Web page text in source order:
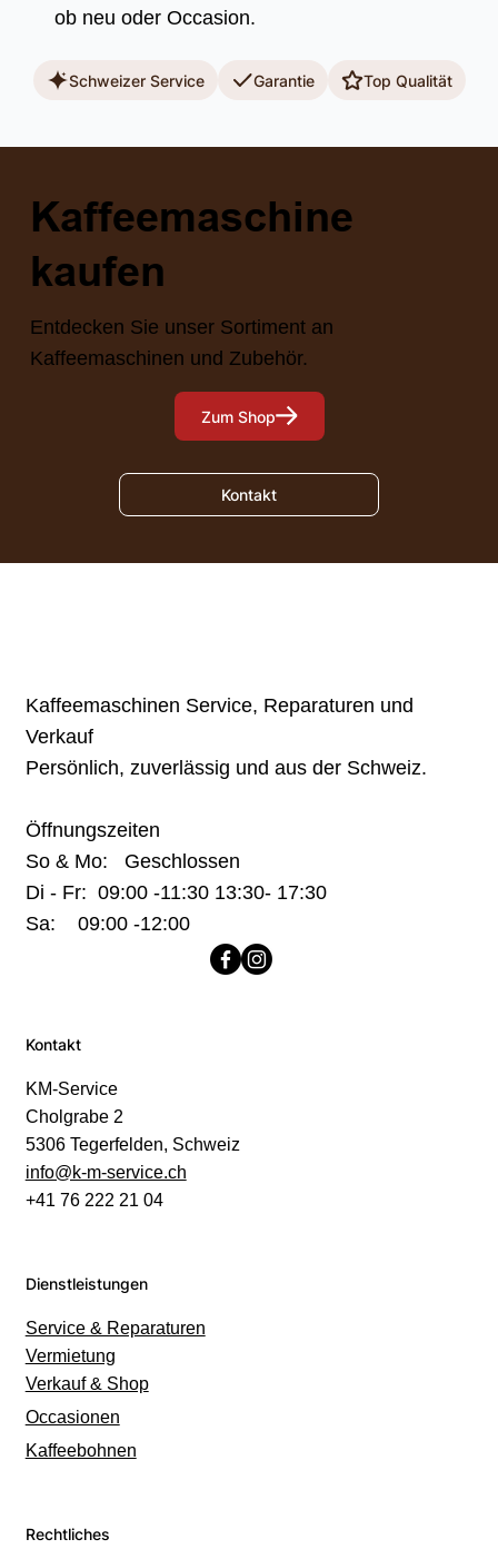
ob neu oder Occasion.
Schweizer Service Garantie Top Qualität
Kaffeemaschine
kaufen
Entdecken Sie unser Sortiment an
Kaffeemaschinen und Zubehör.
Zum Shop
Kontakt
Kaffeemaschinen Service, Reparaturen und
Verkauf
Persönlich, zuverlässig und aus der Schweiz.
Öffnungszeiten
So & Mo: Geschlossen
Di - Fr: 09:00 -11:30 13:30- 17:30
Sa: 09:00 -12:00
Kontakt
KM-Service
Cholgrabe 2
5306 Tegerfelden, Schweiz
info@k-m-service.ch
+41 76 222 21 04
Dienstleistungen
Service & Reparaturen
Vermietung
Verkauf & Shop
Occasionen
Kaffeebohnen
Rechtliches